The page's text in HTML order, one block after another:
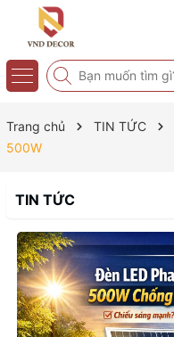
Trang chủ TIN TỨC
500W
TIN TỨC